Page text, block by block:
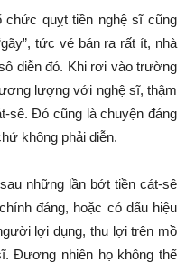
chức quỵt tiền nghệ sĩ cũng
tức vé bán ra rất ít, nhà
diễn đó. Khi rơi vào trường
lượng với nghệ sĩ, thậm
sê. Ðó cũng là chuyện đáng
không phải diễn.
những lần bớt tiền cát-sê
đáng, hoặc có dấu hiệu
lợi dụng, thu lợi trên mồ
Ðương nhiên họ không thể